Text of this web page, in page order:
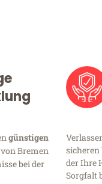
günstigen
Bremen
bei der
sicheren
der Ihre
Sorgfalt